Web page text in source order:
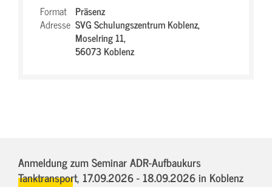
Format Präsenz
Adresse SVG Schulungszentrum Koblenz,
Moselring 11,
56073 Koblenz
Anmeldung zum Seminar ADR-Aufbaukurs
Tanktransport, 17.09.2026 - 18.09.2026in Koblenz